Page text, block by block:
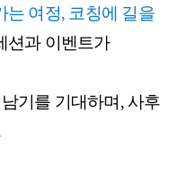
는 여정, 코칭에 길을
션과 이벤트가
기를 기대하며, 사후